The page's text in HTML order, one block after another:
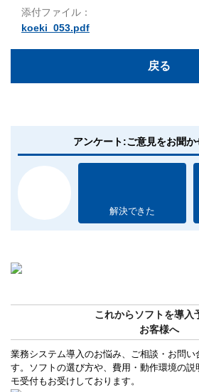
添付ファイル：
koeki_053.pdf
戻る
アンケート:ご意見をお聞か
解決できた
これからソフトを導入
お客様へ
業務システム導入のお悩み、ご相談・お問い
す。ソフトの選び方や、費用・動作環境の
モ受付もお受けしております。